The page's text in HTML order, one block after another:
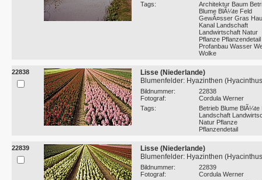
Tags:
Architektur Baum
Blume BlÃ¼te Feld
GewÃ¤sser Gras
Kanal Landschaft
Landwirtschaft Natur
Pflanze Pflanzendetail
Profanbau Wasser
Wolke
22838
Lisse (Niederlande)
Blumenfelder: Hyazinthen
Bildnummer:
22838
Fotograf:
Cordula Werner
Tags:
Betrieb Blume BlÃ¼te
Landschaft
Natur Pflanze
Pflanzendetail
22839
Lisse (Niederlande)
Blumenfelder: Hyazinthen
Bildnummer:
22839
Fotograf:
Cordula Werner